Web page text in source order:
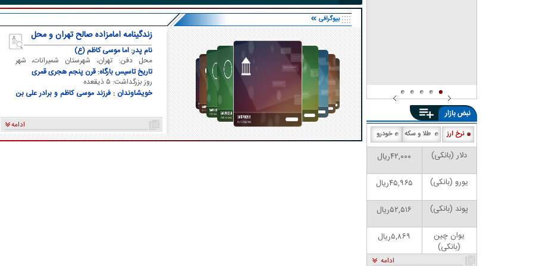
ایران نشویم محدود است
بیوگرافی
زندگینامه امامزاده صالح تهران و محل
دفن ایشان
نام پدر: اما موسی کاظم (ع)
محل دفن: تهران، شهرستان شمیرانات، شهر
تجریش
تاریخ تاسیس بارگاه: قرن پنجم هجری قمری
روز بزرگداشت: ۵ ذیقعده
خویشاوندان : فرزند موسی کاظم و برادر علی بن
ادامه
نبض بازار
نرخ ارز طلا و سکه خودرو
دلار (بانکی)
۴۲,۰۰۰ریال
یورو (بانکی)
۴۵,۹۶۵ریال
پوند (بانکی)
۵۲,۵۱۶ریال
یوان چین
(بانکی)
۵,۸۶۹ریال
ادامه